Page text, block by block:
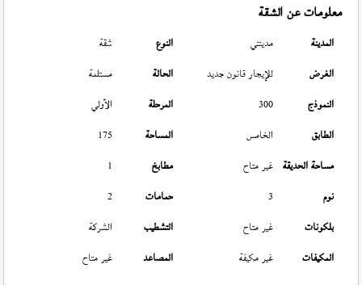
معلومات عن الشقة
المدينة مدينتي النوع
شقة
الغرض
للإيجار قانون جديد الحالة
مستلمة
النموذج
300 المرحلة
الأولي
الطابق
الخامس المساحة
175
مساحة الحديقة غير متاح مطابخ
1
نوم
3 حمامات
2
بلكونات
غير متاح التشطيب
الشركة
المكيفات
غير مكيفة المصاعد غير متاح